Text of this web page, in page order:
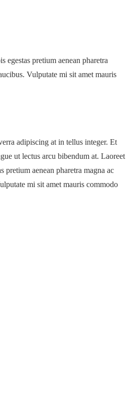
pretium aenean pharetra
Vulputate mi sit amet mauris
adipiscing at in tellus integer. Et
ut lectus arcu bibendum at. Laoreet
aenean pharetra magna ac
mi sit amet mauris commodo